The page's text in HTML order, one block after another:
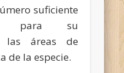
suficiente
para su
las áreas de
de la especie.